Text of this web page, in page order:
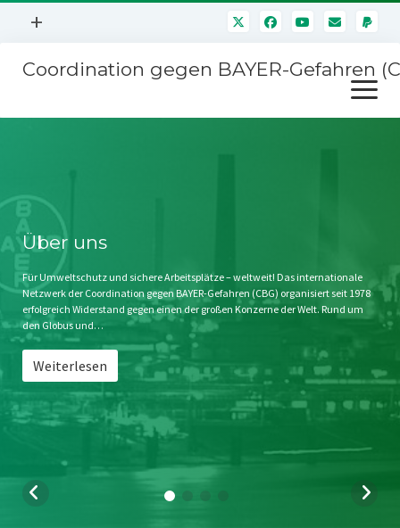
Menü
+
Mitmachen
Kontakt
Impressum
Störfälle
Coordination gegen BAYER-Gefahren
Menü
öffnen
Stichwort BAYER
Jahrestagung
SPENDEN
Über uns
Für Umweltschutz und sichere Arbeitsplätze – weltweit! Das internationale
Netzwerk der Coordination gegen BAYER-Gefahren (CBG) organisiert seit 1978
erfolgreich Widerstand gegen einen der großen Konzerne der Welt. Rund um
den Globus und…
Weiterlesen